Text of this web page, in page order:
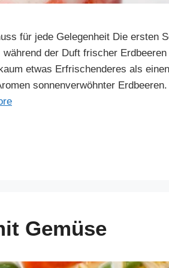
für jede Gelegenheit Die ersten
der Duft frischer
etwas Erfrischenderes als
sonnenverwöhnter
Gemüse